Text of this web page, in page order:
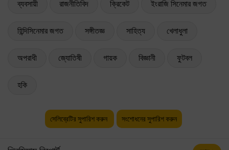
ব্যবসায়ী রাজনীতিবিদ ক্রিকেট ইংরাজি সিনেমার জগত
হিন্দিসিনেমার জগত সঙ্গীতজ্ঞ সাহিত্য খেলাধুলা
অপরাধী জ্যোতিষী গায়ক বিজ্ঞানী ফুটবল
হকি
সেলিব্রেটির সুপারিশ করুন সংশোধনের সুপারিশ করুন